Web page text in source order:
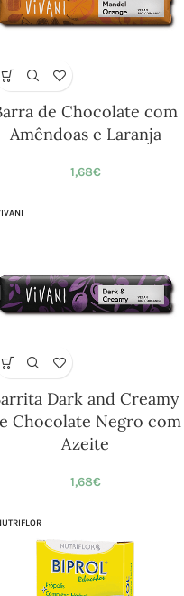
de Chocolate com
Amêndoas e Laranja
1,68€
Dark and Creamy
Chocolate Negro com
Azeite
1,68€